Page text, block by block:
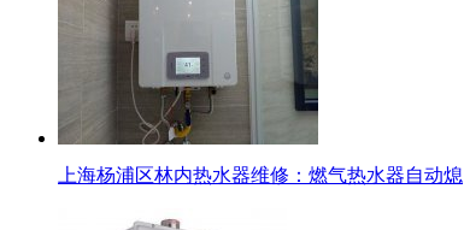
上海杨浦区林内热水器维修：燃气热水器自动熄